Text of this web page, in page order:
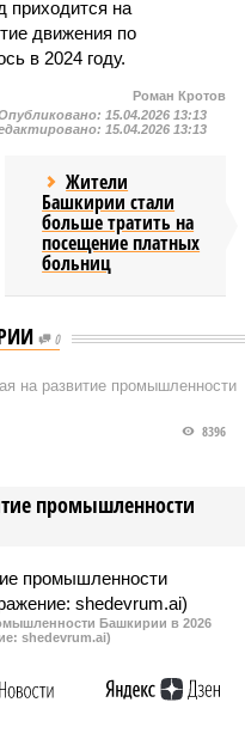
приходится на
движения по
в 2024 году.
Роман Кротов
15.04.2026 13:13
15.04.2026 13:13
Жители
Башкирии стали
больше тратить на
посещение платных
больниц
0
на развитие промышленности
промышленности
8396
Башкирии в 2026
shedevrum.ai)